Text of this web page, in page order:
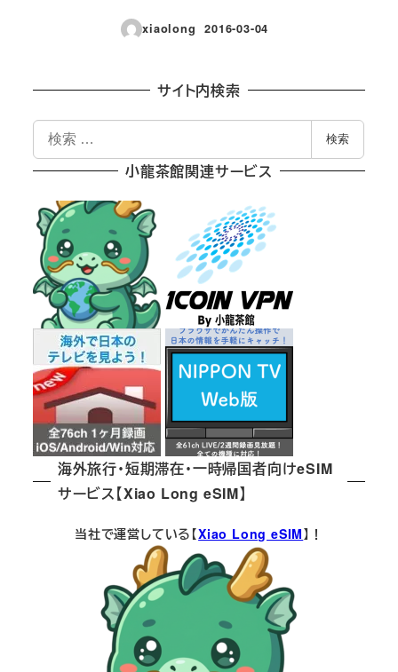
xiaolong
投稿日
2016-03-04
サイト内検索
検
索
検索
小龍茶館関連サービス
海外旅行・短期滞在・一時帰国者向けeSIM
サービス【Xiao Long eSIM】
当社で運営している【Xiao Long eSIM】！